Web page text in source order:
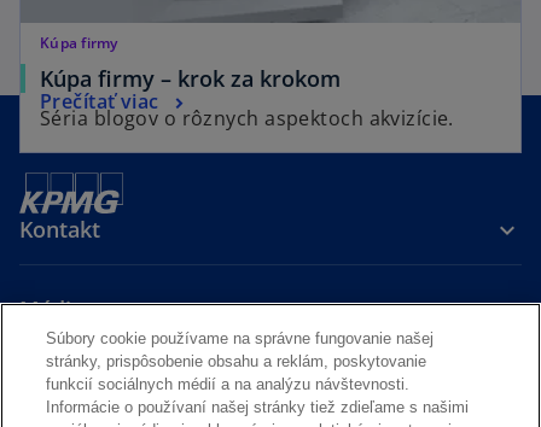
Kúpa firmy
Kúpa firmy – krok za krokom
Séria blogov o rôznych aspektoch akvizície.
Prečítať viac
Kontakt
Média
Kariéra
Súbory cookie používame na správne fungovanie našej
stránky, prispôsobenie obsahu a reklám, poskytovanie
funkcií sociálnych médií a na analýzu návštevnosti.
Informácie o používaní našej stránky tiež zdieľame s našimi